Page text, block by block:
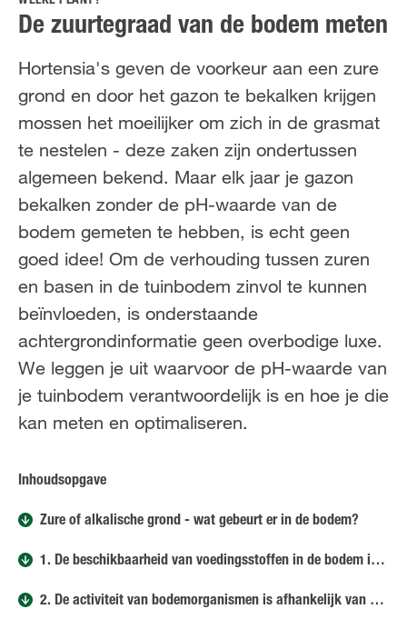
De zuurtegraad van de bodem meten
Hortensia's geven de voorkeur aan een zure
grond en door het gazon te bekalken krijgen
mossen het moeilijker om zich in de grasmat
te nestelen - deze zaken zijn ondertussen
algemeen bekend. Maar elk jaar je gazon
bekalken zonder de pH-waarde van de
bodem gemeten te hebben, is echt geen
goed idee! Om de verhouding tussen zuren
en basen in de tuinbodem zinvol te kunnen
beïnvloeden, is onderstaande
achtergrondinformatie geen overbodige luxe.
We leggen je uit waarvoor de pH-waarde van
je tuinbodem verantwoordelijk is en hoe je die
kan meten en optimaliseren.
Inhoudsopgave
Zure of alkalische grond - wat gebeurt er in de bodem?
1. De beschikbaarheid van voedingsstoffen in de bodem is afhankelijk van de pH-waarde
2. De activiteit van bodemorganismen is afhankelijk van de pH-waarde